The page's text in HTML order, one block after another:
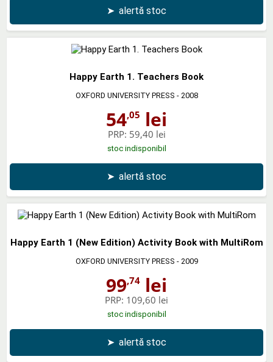
➤ alertă stoc
Happy Earth 1. Teachers Book
OXFORD UNIVERSITY PRESS - 2008
54,05 lei
PRP: 59,40 lei
stoc indisponibil
➤ alertă stoc
Happy Earth 1 (New Edition) Activity Book with MultiRom
OXFORD UNIVERSITY PRESS - 2009
99,74 lei
PRP: 109,60 lei
stoc indisponibil
➤ alertă stoc